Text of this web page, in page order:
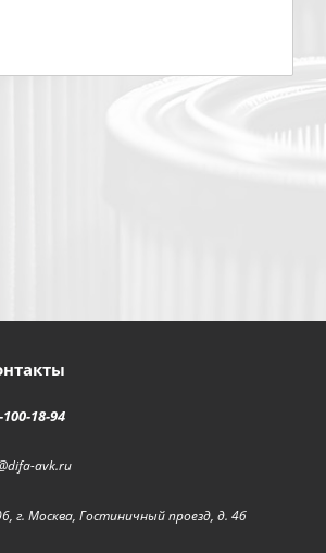
18-94
avk.ru
г. Москва, Гостиничный проезд, д. 4б